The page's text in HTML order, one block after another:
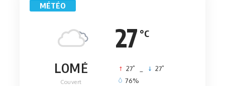
MÉTÉO
27 °C
LOMÉ
Couvert
27° 27°
76%